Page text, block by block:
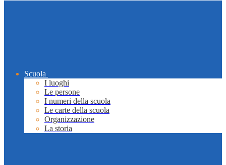
Scuola
I luoghi
Le persone
I numeri della scuola
Le carte della scuola
Organizzazione
La storia